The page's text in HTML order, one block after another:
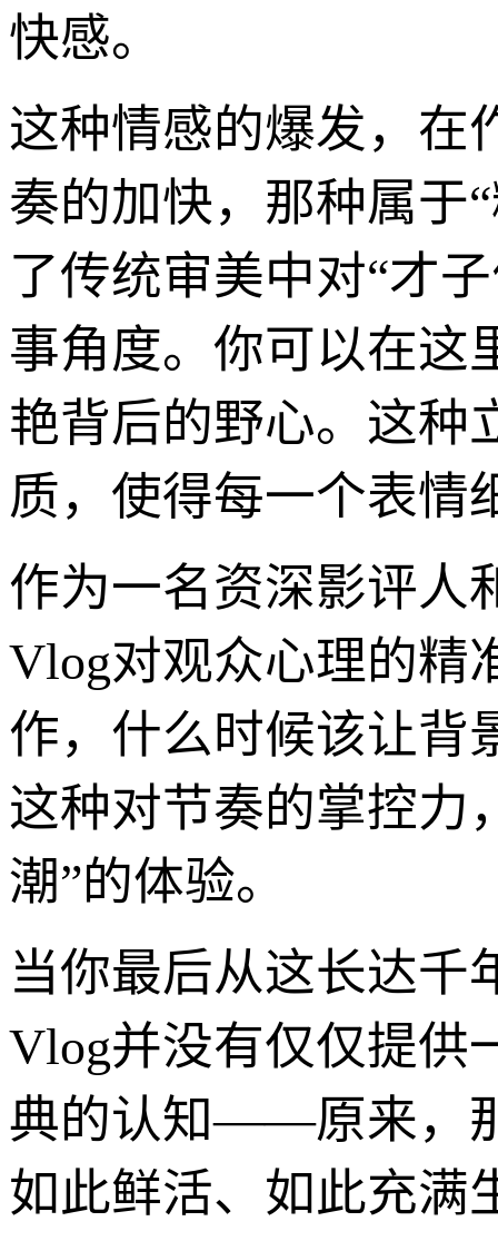
快感。
这种情感的爆发，在
奏的加快，那种属于
了传统审美中对“才
事角度。你可以在这
艳背后的野心。这种
质，使得每一个表情
作为一名资深影评人
Vlog对观众心理的精
作，什么时候该让背
这种对节奏的掌控力
潮”的体验。
当你最后从这长达千
Vlog并没有仅仅提供
典的认知——原来，
如此鲜活、如此充满